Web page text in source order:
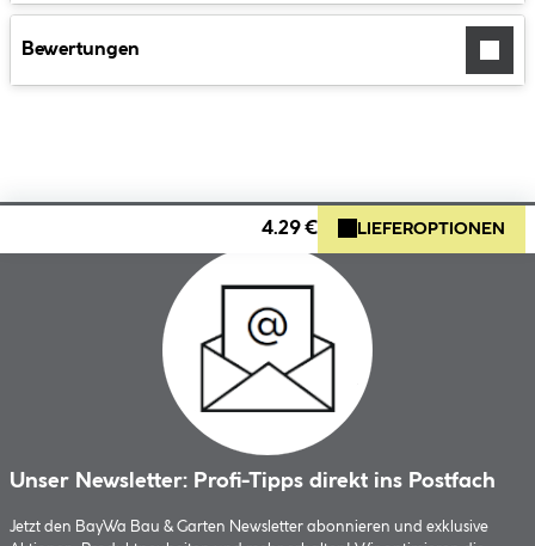
Bewertungen
4.29 € LIEFEROPTIONEN
Unser Newsletter: Profi-Tipps direkt ins Postfach
Jetzt den BayWa Bau & Garten Newsletter abonnieren und exklusive